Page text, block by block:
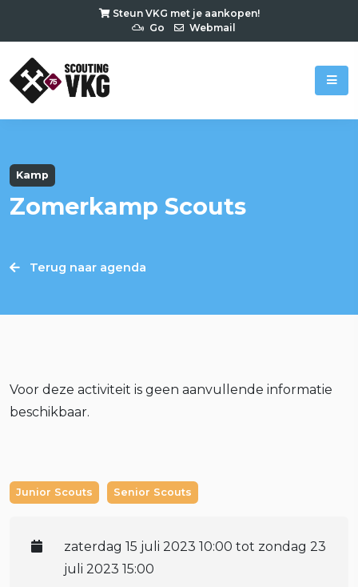
Steun VKG met je aankopen!
Go
Webmail
Kamp
Zomerkamp Scouts
Terug naar agenda
Voor deze activiteit is geen aanvullende informatie
beschikbaar.
Junior Scouts Senior Scouts
zaterdag 15 juli 2023 10:00 tot zondag 23
juli 2023 15:00